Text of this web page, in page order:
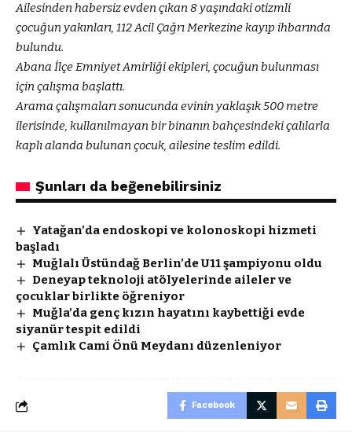
Ailesinden habersiz evden çıkan 8 yaşındaki otizmli
çocuğun yakınları, 112 Acil Çağrı Merkezine kayıp ihbarında
bulundu.
Abana İlçe Emniyet Amirliği ekipleri, çocuğun bulunması
için çalışma başlattı.
Arama çalışmaları sonucunda evinin yaklaşık 500 metre
ilerisinde, kullanılmayan bir binanın bahçesindeki çalılarla
kaplı alanda bulunan çocuk, ailesine teslim edildi.
Şunları da beğenebilirsiniz
Yatağan’da endoskopi ve kolonoskopi hizmeti
başladı
Muğlalı Üstündağ Berlin’de U11 şampiyonu oldu
Deneyap teknoloji atölyelerinde aileler ve
çocuklar birlikte öğreniyor
Muğla’da genç kızın hayatını kaybettiği evde
siyanür tespit edildi
Çamlık Cami Önü Meydanı düzenleniyor
Facebook